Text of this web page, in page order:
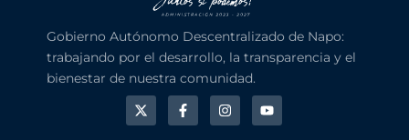
Gobierno Autónomo Descentralizado de Napo:
trabajando por el desarrollo, la transparencia y el
bienestar de nuestra comunidad.
X
-
t
F
a
c
I
n
s
Y
o
u